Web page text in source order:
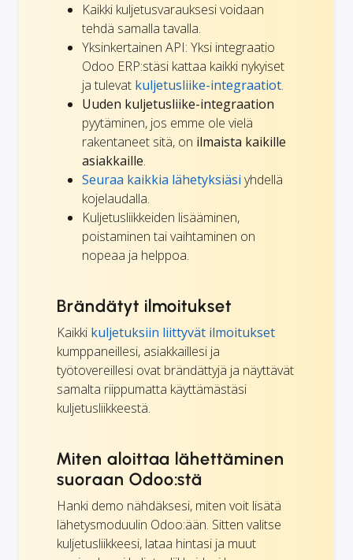
Kaikki kuljetusvarauksesi voidaan
tehdä samalla tavalla.
Yksinkertainen API: Yksi integraatio
Odoo ERP:stäsi kattaa kaikki nykyiset
ja tulevat kuljetusliike-integraatiot.
Uuden kuljetusliike-integraation
pyytäminen, jos emme ole vielä
rakentaneet sitä, on ilmaista kaikille
asiakkaille.
Seuraa kaikkia lähetyksiäsi yhdellä
kojelaudalla.
Kuljetusliikkeiden lisääminen,
poistaminen tai vaihtaminen on
nopeaa ja helppoa.
Brändätyt ilmoitukset
Kaikki kuljetuksiin liittyvät ilmoitukset
kumppaneillesi, asiakkaillesi ja
työtovereillesi ovat brändättyjä ja näyttävät
samalta riippumatta käyttämästäsi
kuljetusliikkeestä.
Miten aloittaa lähettäminen
suoraan Odoo:stä
Hanki demo nähdäksesi, miten voit lisätä
lähetysmoduulin Odoo:ään. Sitten valitse
kuljetusliikkeesi, lataa hintasi ja muut